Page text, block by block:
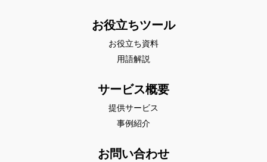
お役立ちツール
お役立ち資料
用語解説
サービス概要
提供サービス
事例紹介
お問い合わせ